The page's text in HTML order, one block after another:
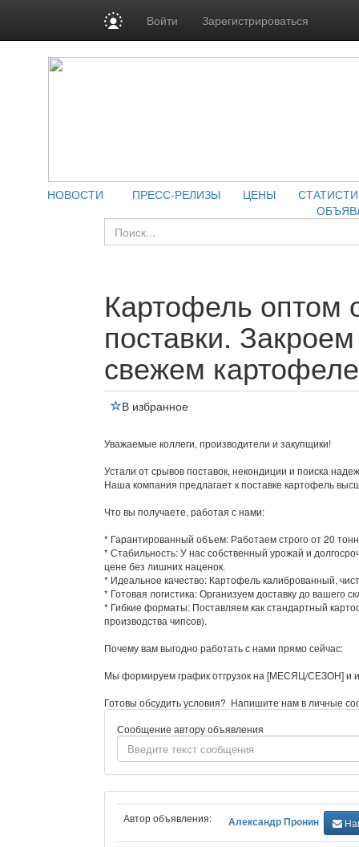
Войти Зарегистрироваться
НОВОСТИ ПРЕСС-РЕЛИЗЫ ЦЕНЫ
Картофель оптом
поставки.
свежем
В избранное
Уважаемые коллеги, производители и закупщики!
Устали от срывов поставок, некондиции и поиска
Наша компания предлагает к поставке картофель
Что вы получаете, работая с нами:
* Гарантированный объем: Работаем строго от 20
* Стабильность: У нас собственный урожай и
цене без лишних наценок.
* Идеальное качество: Картофель калиброванный,
* Готовая логистика: Организуем доставку до вашего
* Гибкие форматы: Поставляем как стандартный
производства чипсов).
Почему вам выгодно работать с нами прямо сейчас:
Мы формируем график отгрузок на [МЕСЯЦ/СЕЗОН] и
Готовы обсудить условия? ️ Напишите нам в личные
Сообщение автору объявления
Автор объявления: Александр Пронин